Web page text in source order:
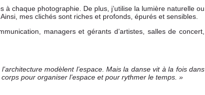
chaque photographie. De plus, j’utilise la lumière naturelle ou
mes clichés sont riches et profonds, épurés et sensibles.
managers et gérants d’artistes, salles de concert,
modèlent l’espace. Mais la danse vit à la fois dans
pour organiser l’espace et pour rythmer le temps. »